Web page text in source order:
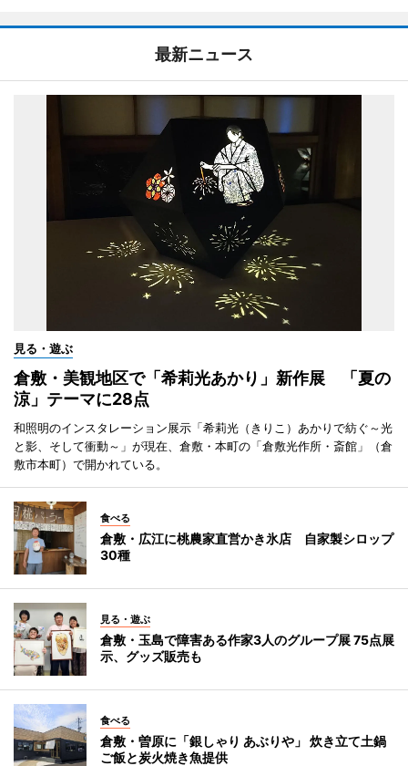
最新ニュース
見る・遊ぶ
倉敷・美観地区で「希莉光あかり」新作展 「夏の
涼」テーマに28点
和照明のインスタレーション展示「希莉光（きりこ）あかりで紡ぐ～光
と影、そして衝動～」が現在、倉敷・本町の「倉敷光作所・斎館」（倉
敷市本町）で開かれている。
食べる
倉敷・広江に桃農家直営かき氷店 自家製シロップ
30種
見る・遊ぶ
倉敷・玉島で障害ある作家3人のグループ展 75点展
示、グッズ販売も
食べる
倉敷・曽原に「銀しゃり あぶりや」 炊き立て土鍋
ご飯と炭火焼き魚提供